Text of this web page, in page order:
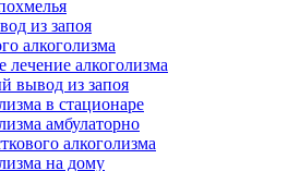
из запоя
алкоголизма
лечение алкоголизма
вывод из запоя
в стационаре
амбулаторно
алкоголизма
на дому